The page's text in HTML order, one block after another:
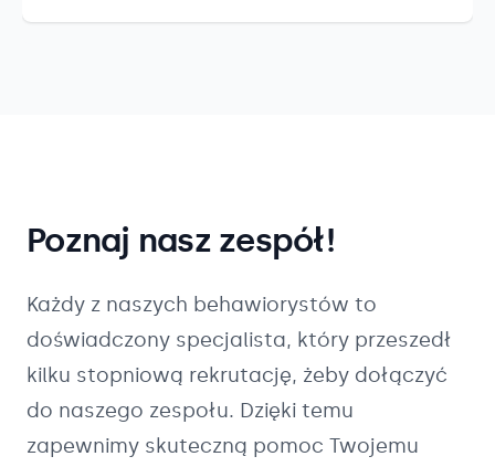
Poznaj nasz zespół!
Każdy z naszych behawiorystów to
doświadczony specjalista, który przeszedł
kilku stopniową rekrutację, żeby dołączyć
do naszego zespołu. Dzięki temu
zapewnimy skuteczną pomoc Twojemu